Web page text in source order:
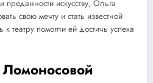
искусству, Ольга
свою мечту и стать известной
к театру помогли ей достичь успеха